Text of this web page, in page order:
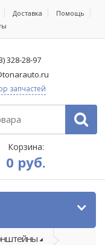
Доставка
Помощь
328-28-97
запчастей
Корзина:
0 руб.